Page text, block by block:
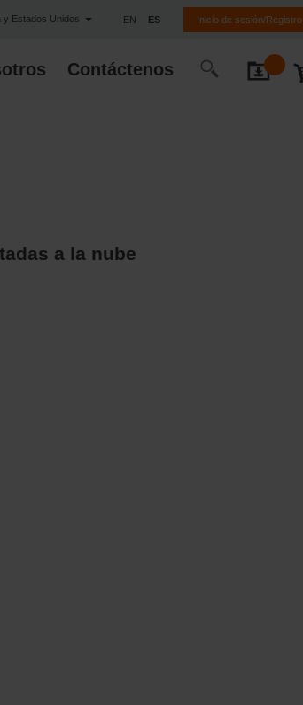
y Estados Unidos EN ES Inicio de sesión/Registro
Contáctenos
a la nube